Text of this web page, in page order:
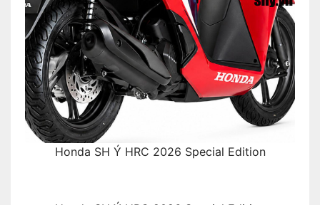
Honda SH Ý HRC 2026 Special Edition